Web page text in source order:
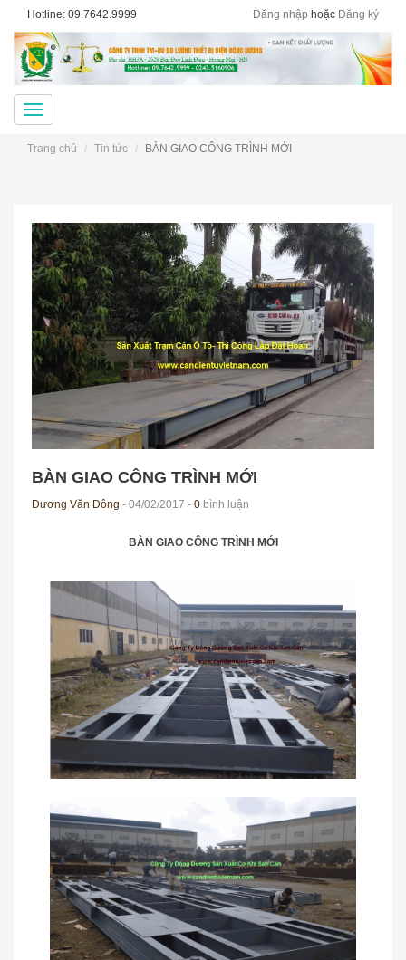
Hotline: 09.7642.9999 Đăng nhập hoặc Đăng ký
Menu
Trang chủ Tin tức BÀN GIAO CÔNG TRÌNH MỚI
BÀN GIAO CÔNG TRÌNH MỚI
Dương Văn Đông - 04/02/2017 - 0 bình luận
BÀN GIAO CÔNG TRÌNH MỚI